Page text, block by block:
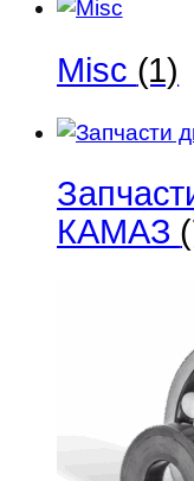
Misc (1)
КАМАЗ